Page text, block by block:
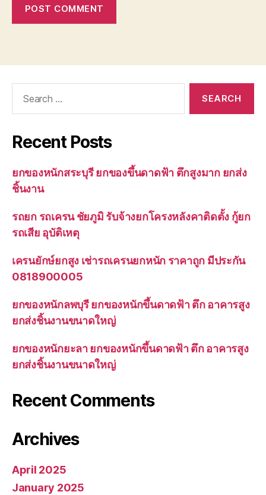
Recent Posts
ยกของหนักสระบุรี ยกของขึ้นดาดฟ้า ตึกสูงมาก ยกส่ง
ชิ้นงาน
รถยก รถเครน ชัยภูมิ รับจ้างยกโครงหลังคาติดตั้ง กู้ยก
รถเสีย อุบัติเหตุ
เครนยักษ์ยกสูง เช่ารถเครนยกหนัก ราคาถูก มีประกัน
0818900005
ยกของหนักลพบุรี ยกของหนักขึ้นดาดฟ้า ตึก อาคารสูง
ยกส่งชิ้นงานขนาดใหญ่
ยกของหนักยะลา ยกของหนักขึ้นดาดฟ้า ตึก อาคารสูง
ยกส่งชิ้นงานขนาดใหญ่
Recent Comments
Archives
April 2025
January 2025